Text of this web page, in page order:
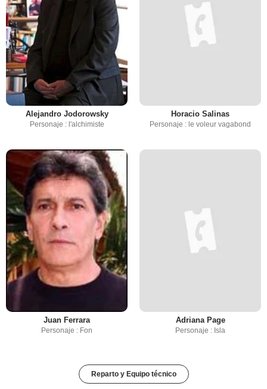
Alejandro Jodorowsky
Personaje : l'alchimiste
Horacio Salinas
Personaje : le voleur vagabond
Juan Ferrara
Personaje : Fon
Adriana Page
Personaje : Isla
Reparto y Equipo técnico